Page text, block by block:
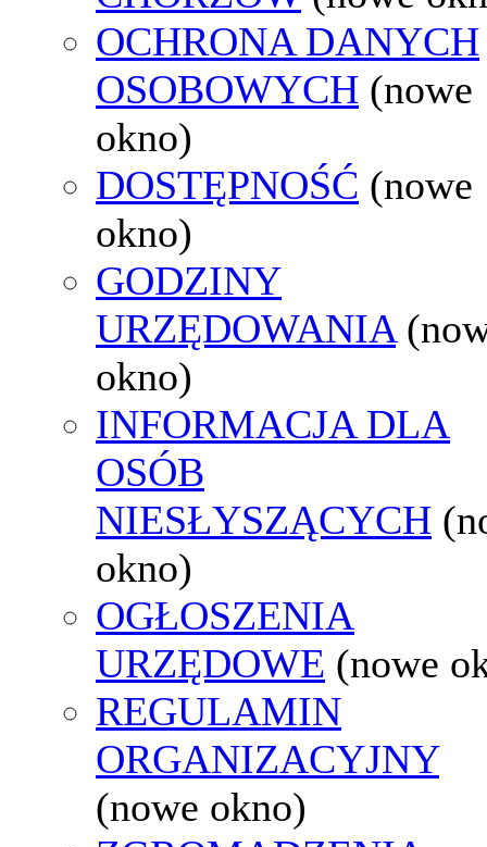
OCHRONA DANYCH
OSOBOWYCH (nowe
okno)
DOSTĘPNOŚĆ (nowe
okno)
GODZINY
URZĘDOWANIA
okno)
INFORMACJA DLA
OSÓB
NIESŁYSZĄCYCH
okno)
OGŁOSZENIA
URZĘDOWE (nowe
REGULAMIN
ORGANIZACYJNY
(nowe okno)